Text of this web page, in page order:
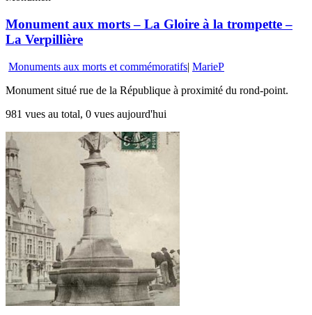
Monument aux morts – La Gloire à la trompette –
La Verpillière
Monuments aux morts et commémoratifs| MarieP
Monument situé rue de la République à proximité du rond-point.
981 vues au total, 0 vues aujourd'hui